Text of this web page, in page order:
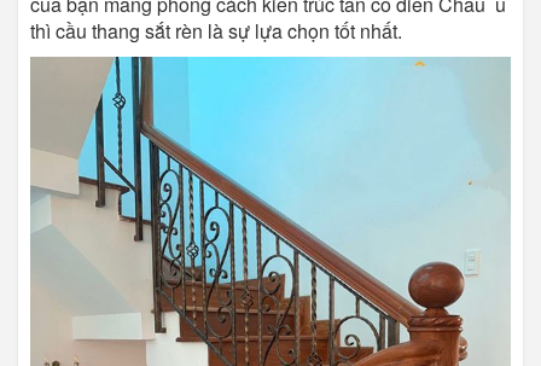
thì cầu thang sắt rèn là sự lựa chọn tốt nhất.